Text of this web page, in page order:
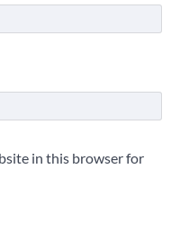
in this browser for